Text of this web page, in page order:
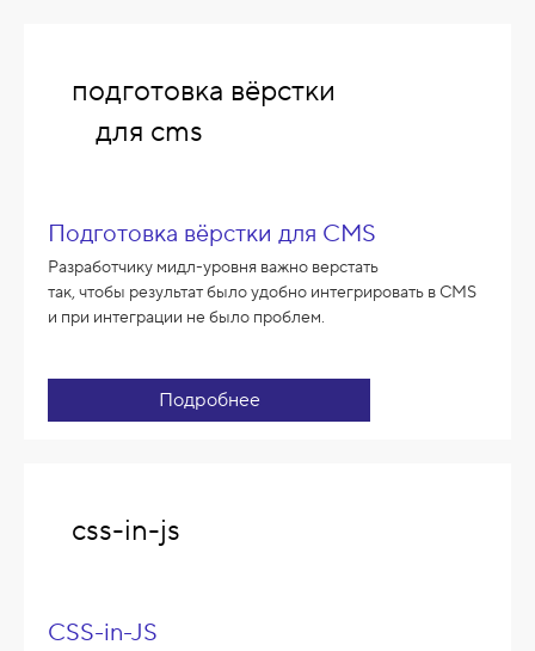
подготовка вёрстки
для cms
Подготовка вёрстки для CMS
Разработчику мидл-уровня важно верстать
так, чтобы результат было удобно интегрировать в CMS
и при интеграции не было проблем.
Подробнее
css-in-js
CSS-in-JS